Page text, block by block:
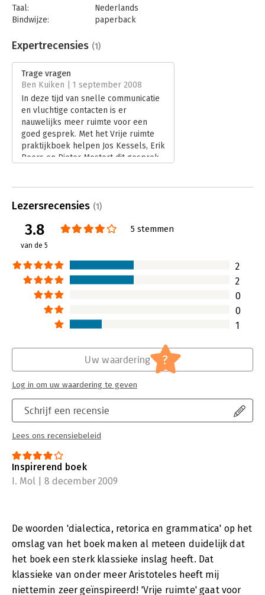
Taal:
Nederlands
Bindwijze:
paperback
Uitgever:
Boom
Verschijningsdatum:
Hoofdrubriek: Algemeen management
Expertrecensies (1)
Trage vragen
Ben Kuiken | 1 september 2008
In deze tijd van snelle communicatie
en vluchtige contacten is er
nauwelijks meer ruimte voor een
goed gesprek. Met het Vrije ruimte
praktijkboek helpen Jos Kessels, Erik
Boers en Pieter Mostert dit gesprek
Lezersrecensies (1)
3.8
van de 5
5 stemmen
2
2
0
0
1
Schrijf een recensie
Lees ons recensiebeleid
Uw waardering ?
Log in om uw waardering te geven
Inspirerend boek
I. Mol | 8 december 2009
De woorden 'dialectica, retorica en grammatica' op het
omslag van het boek maken al meteen duidelijk dat
het boek een sterk klassieke inslag heeft. Dat
klassieke van onder meer Aristoteles heeft mij
niettemin zeer geïnspireerd! 'Vrije ruimte' gaat voor